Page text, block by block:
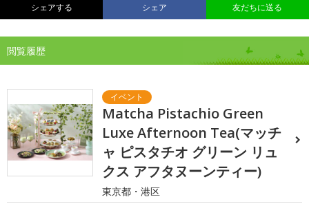
シェアする シェア 友だちに送る
閲覧履歴
Matcha Pistachio Green
Luxe Afternoon Tea(マッチ
ャ ピスタチオ グリーン リュ
クス アフタヌーンティー)
東京都・港区